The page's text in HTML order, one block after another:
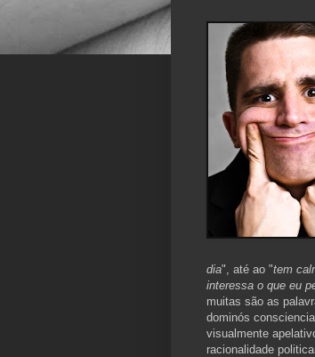
dia", até ao "tem
interessa o que eu
muitas são as
dominós
visualmente
racionalidade